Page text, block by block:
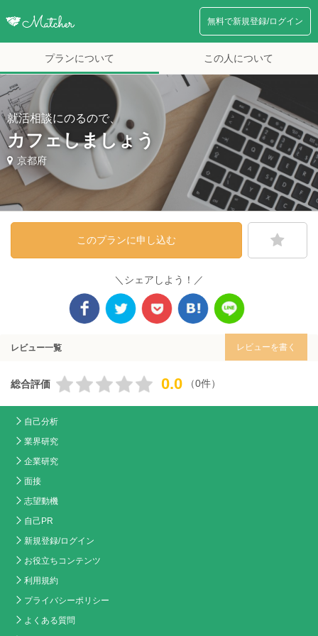
無料で新規登録/ログイン
プランについて この人について
就活相談にのるので、
カフェしましょう
京都府
このプランに申し込む
＼シェアしよう！／
レビュー一覧 レビューを書く
総合評価 0.0 （0件）
自己分析
業界研究
企業研究
面接
志望動機
自己PR
新規登録/ログイン
お役立ちコンテンツ
利用規約
プライバシーポリシー
よくある質問